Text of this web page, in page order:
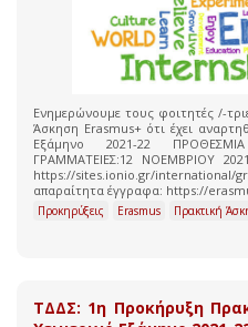
Ενημερώνουμε τους φοιτητές /-
Άσκηση Erasmus+ ότι έχει
Εξάμηνο 2021-22
ΓΡΑΜΜΑΤΕΙΕΣ:12 ΝΟΕΜΒΡΙΟΥ
https://sites.ionio.gr/
απαραίτητα έγγραφα: https://
Προκηρύξεις Erasmus Πρακτική
ΤΔΔΣ: 1η Προκήρυξη